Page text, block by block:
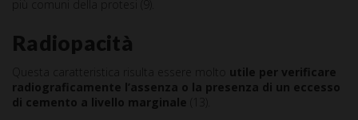
più comuni della protesi (9).
Radiopacità
Questa caratteristica risulta essere molto utile per verificare
radiograficamente l’assenza o la presenza di un eccesso
di cemento a livello marginale (13).